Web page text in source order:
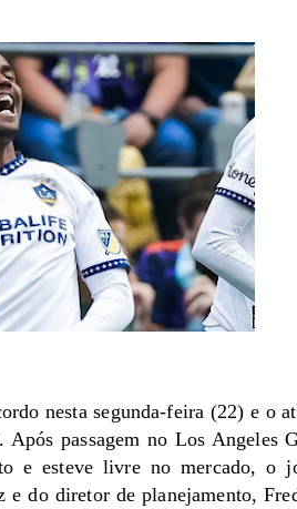
nesta segunda-feira (22) e o
passagem no Los Angeles
e esteve livre no mercado, o
e do diretor de planejamento,